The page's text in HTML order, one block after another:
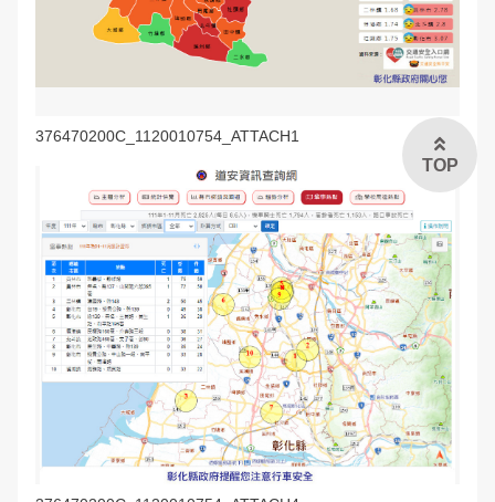
376470200C_1120010754_ATTACH1
TOP